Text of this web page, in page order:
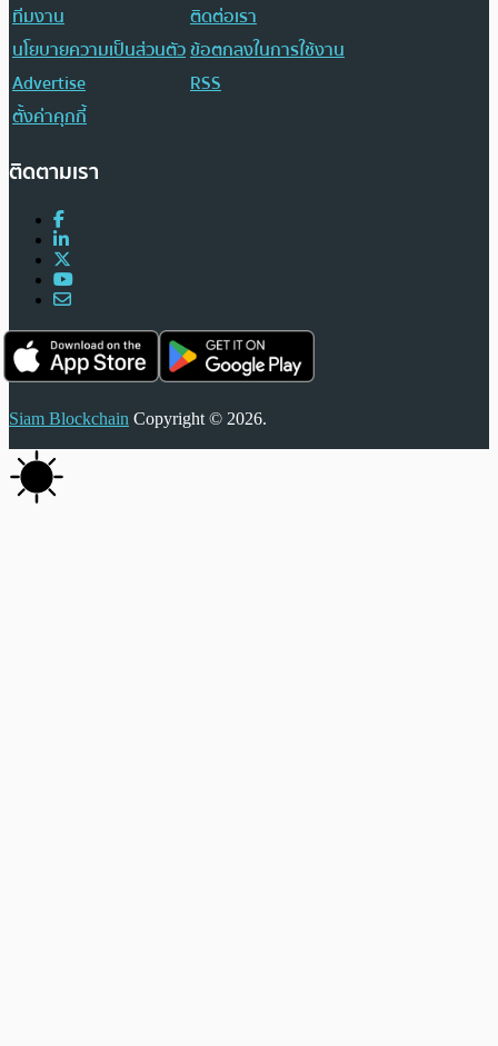
ทีมงาน
ติดต่อเรา
นโยบายความเป็นส่วนตัวข้อตกลงในการใช้งาน
Advertise
RSS
ตั้งค่าคุกกี้
ติดตามเรา
Siam Blockchain Copyright © 2026.